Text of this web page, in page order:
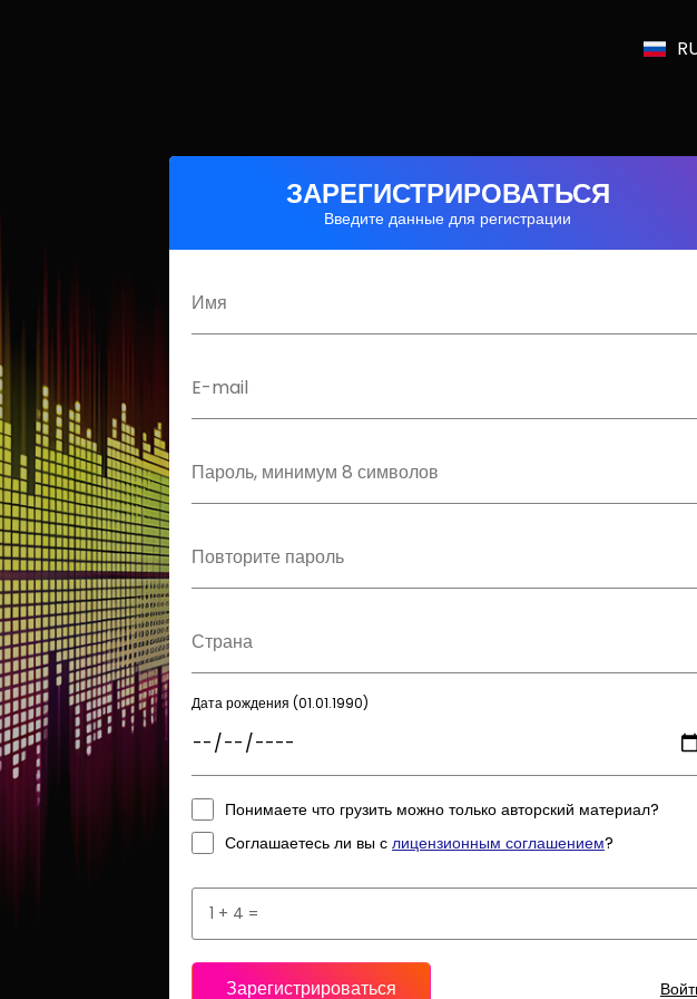
ЗАРЕГИСТРИРОВАТЬСЯ
Введите данные для регистрации
Дата рождения (01.01.1990)
Понимаете что грузить можно только авторский материал?
Соглашаетесь ли вы с лицензионным соглашением?
Зарегистрироваться